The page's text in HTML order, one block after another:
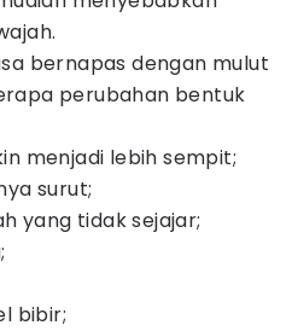
bernapas dengan mulut
perubahan bentuk
menjadi lebih sempit;
surut;
yang tidak sejajar;
bibir;